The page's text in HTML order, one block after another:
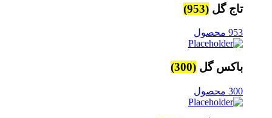
تاج گل (953)
953 محصول
باکس گل (300)
300 محصول